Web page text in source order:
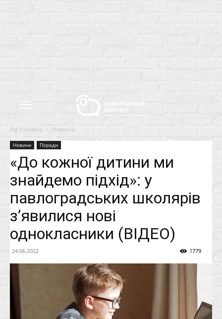
На головну Новини
Новини Поради
«До кожної дитини ми
знайдемо підхід»: у
павлоградських школярів
з’явилися нові
однокласники (ВІДЕО)
24.06.2022 1779